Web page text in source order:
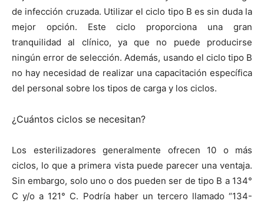
de infección cruzada. Utilizar el ciclo tipo B es sin duda la
mejor opción. Este ciclo proporciona una gran
tranquilidad al clínico, ya que no puede producirse
ningún error de selección. Además, usando el ciclo tipo B
no hay necesidad de realizar una capacitación específica
del personal sobre los tipos de carga y los ciclos.
¿Cuántos ciclos se necesitan?
Los esterilizadores generalmente ofrecen 10 o más
ciclos, lo que a primera vista puede parecer una ventaja.
Sin embargo, solo uno o dos pueden ser de tipo B a 134°
C y/o a 121° C. Podría haber un tercero llamado “134-